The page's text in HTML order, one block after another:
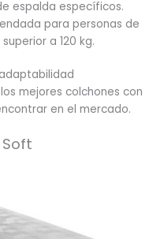
espalda específicos.
para personas de
a 120 kg.
mejores colchones con
en el mercado.